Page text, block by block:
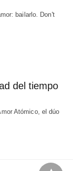
bailarlo. Don't
del tiempo
Atómico, el dúo